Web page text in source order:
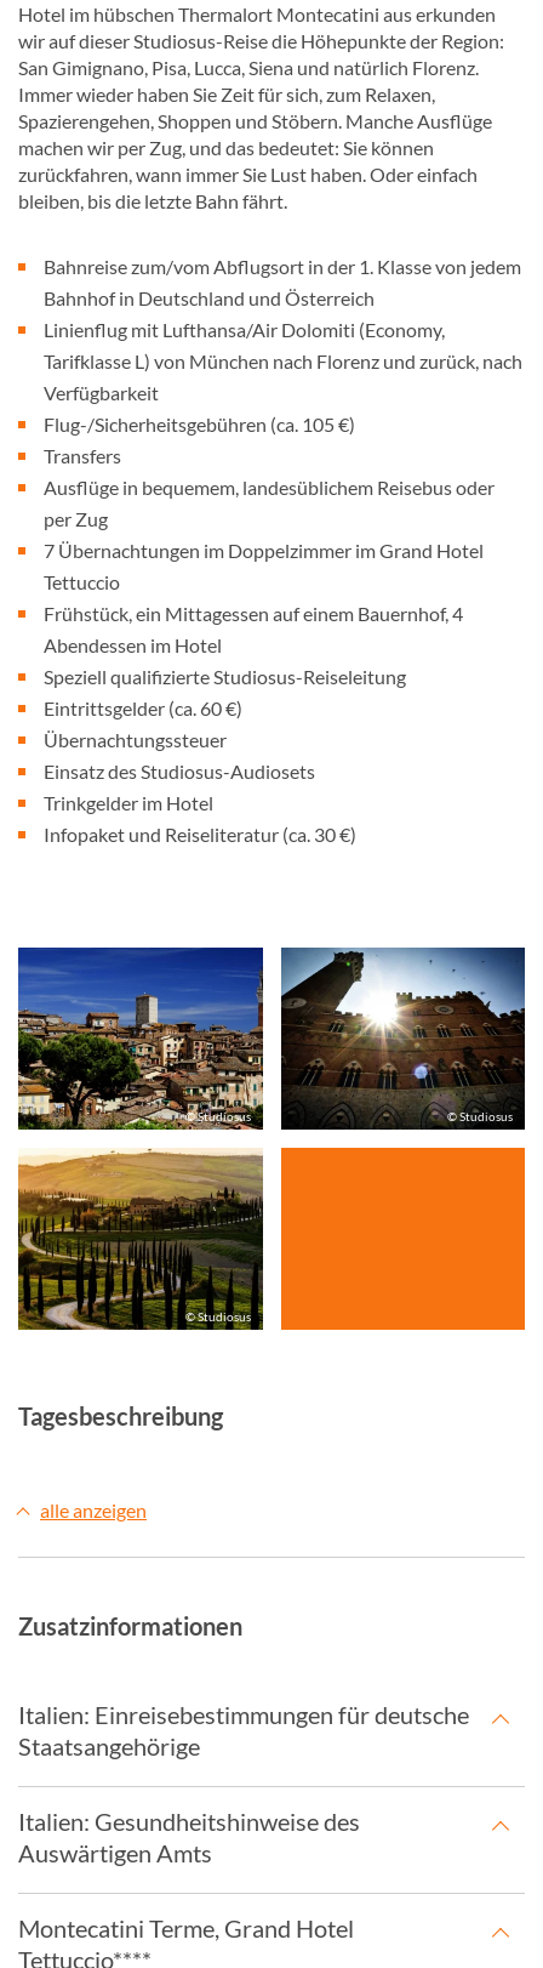
Hotel im hübschen Thermalort Montecatini aus erkunden
wir auf dieser Studiosus-Reise die Höhepunkte der Region:
San Gimignano, Pisa, Lucca, Siena und natürlich Florenz.
Immer wieder haben Sie Zeit für sich, zum Relaxen,
Spazierengehen, Shoppen und Stöbern. Manche Ausflüge
machen wir per Zug, und das bedeutet: Sie können
zurückfahren, wann immer Sie Lust haben. Oder einfach
bleiben, bis die letzte Bahn fährt.
Bahnreise zum/vom Abflugsort in der 1. Klasse von jedem
Bahnhof in Deutschland und Österreich
Linienflug mit Lufthansa/Air Dolomiti (Economy,
Tarifklasse L) von München nach Florenz und zurück, nach
Verfügbarkeit
Flug-/Sicherheitsgebühren (ca. 105 €)
Transfers
Ausflüge in bequemem, landesüblichem Reisebus oder
per Zug
7 Übernachtungen im Doppelzimmer im Grand Hotel
Tettuccio
Frühstück, ein Mittagessen auf einem Bauernhof, 4
Abendessen im Hotel
Speziell qualifizierte Studiosus-Reiseleitung
Eintrittsgelder (ca. 60 €)
Übernachtungssteuer
Einsatz des Studiosus-Audiosets
Trinkgelder im Hotel
Infopaket und Reiseliteratur (ca. 30 €)
© Studiosus © Studiosus
© Studiosus
Tagesbeschreibung
alle anzeigen
Zusatzinformationen
Italien: Einreisebestimmungen für deutsche
Staatsangehörige
Italien: Gesundheitshinweise des
Auswärtigen Amts
Montecatini Terme, Grand Hotel
Tettuccio****